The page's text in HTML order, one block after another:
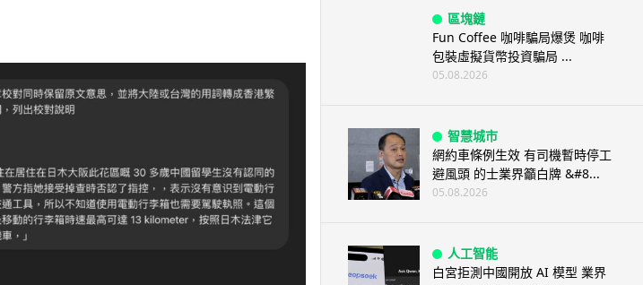
區塊鏈
Fun Coffee 咖啡騙局爆煲 咖啡
包裝虛擬貨幣投資騙局 ...
05.08.2026
智慧城市
網約車條例生效 有司機暫時停工
避風頭 的士業界籲白牌 &#8...
05.08.2026
人工智能
白宮拒測中國開放 AI 模型 業界